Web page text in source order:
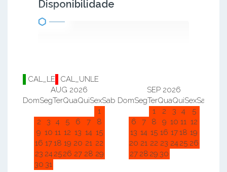
Disponibilidade
CAL_LE
CAL_UNLE
AUG 2026
DomSegTerQuaQuiSexSab
1
2
3 4 5 6 7
8
9 10 11 12 13 14 15
16 1718 19 20 21 22
23 242526 27 28 29
30 31
SEP 2026
DomSegTerQuaQuiSexSab
1
2 3 4
5
6
7 8 9 10 11 12
13 14 15 16 1718 19
20 21 22 23 2425 26
27 28 29 30